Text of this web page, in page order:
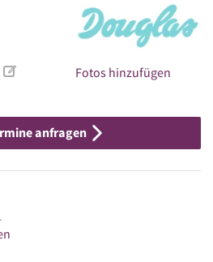
Fotos hinzufügen
anfragen